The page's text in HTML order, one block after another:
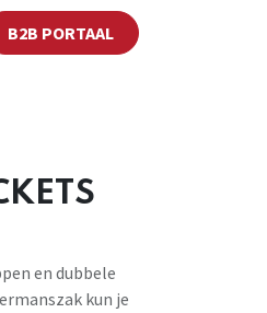
B2B PORTAAL
en dubbele
kun je